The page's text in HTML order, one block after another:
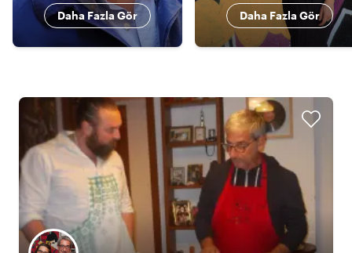
Daha Fazla Gör Daha Fazla Gör